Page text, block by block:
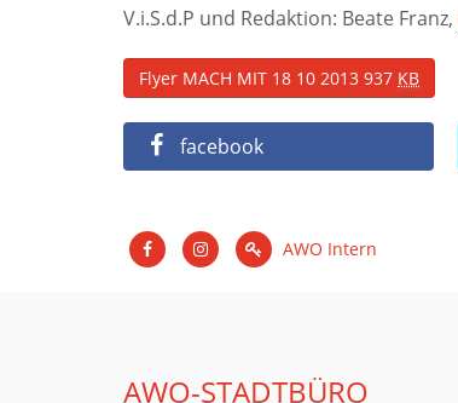
V.i.S.d.P und Redaktion: Beate Franz,
Flyer MACH MIT 18 10 2013 937 KB
facebook
AWO Intern
AWO-STADTBÜRO